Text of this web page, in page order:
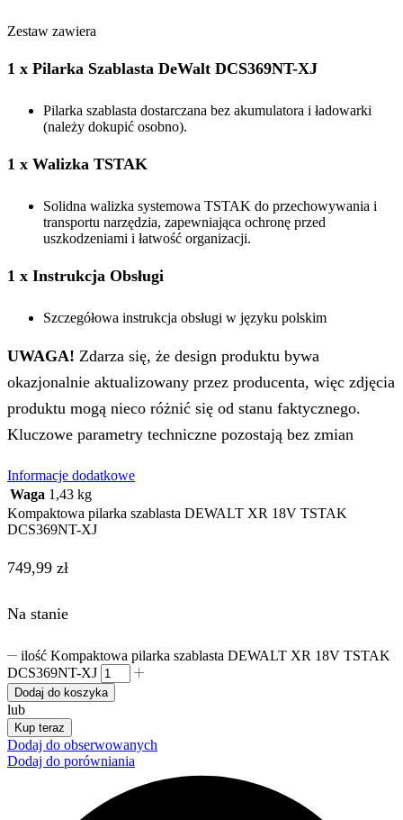
Zestaw zawiera
1 x Pilarka Szablasta DeWalt DCS369NT-XJ
Pilarka szablasta dostarczana bez akumulatora i ładowarki
(należy dokupić osobno).
1 x Walizka TSTAK
Solidna walizka systemowa TSTAK do przechowywania i
transportu narzędzia, zapewniająca ochronę przed
uszkodzeniami i łatwość organizacji.
1 x Instrukcja Obsługi
Szczegółowa instrukcja obsługi w języku polskim
UWAGA! Zdarza się, że design produktu bywa
okazjonalnie aktualizowany przez producenta, więc zdjęcia
produktu mogą nieco różnić się od stanu faktycznego.
Kluczowe parametry techniczne pozostają bez zmian
Informacje dodatkowe
Waga 1,43 kg
Kompaktowa pilarka szablasta DEWALT XR 18V TSTAK
DCS369NT-XJ
749,99 zł
Na stanie
ilość Kompaktowa pilarka szablasta DEWALT XR 18V TSTAK
DCS369NT-XJ
Dodaj do koszyka
lub
Kup teraz
Dodaj do obserwowanych
Dodaj do porówniania